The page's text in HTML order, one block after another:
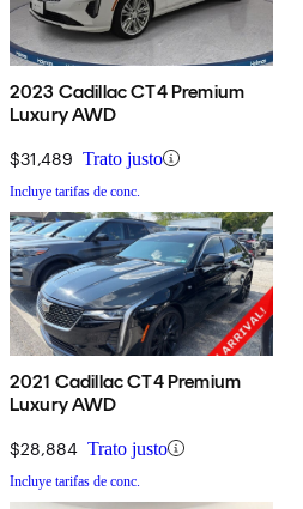
2023 Cadillac CT4 Premium
Luxury AWD
$31,489 Trato justo
Incluye tarifas de conc.
2021 Cadillac CT4 Premium
Luxury AWD
$28,884 Trato justo
Incluye tarifas de conc.